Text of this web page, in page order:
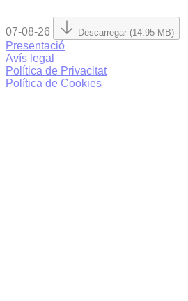
07-08-26 Descarregar (14.95 MB)
Presentació
Avís legal
Política de Privacitat
Política de Cookies